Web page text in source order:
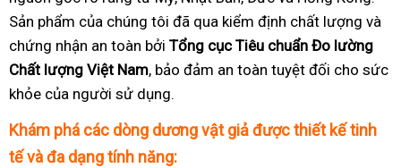
Sản phẩm của chúng tôi đã qua kiểm định chất lượng và
chứng nhận an toàn bởi Tổng cục Tiêu chuẩn Đo lường
Chất lượng Việt Nam, bảo đảm an toàn tuyệt đối cho sức
khỏe của người sử dụng.
Khám phá các dòng dương vật giả được thiết kế tinh
tế và đa dạng tính năng: